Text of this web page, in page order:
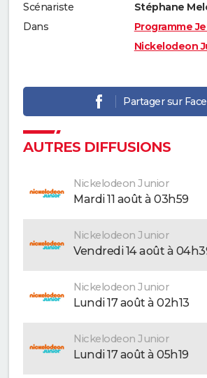
Scénariste
Stéphane
Dans
Programme
Nickelodeon
Partager sur
AUTRES DIFFUSIONS
Nickelodeon Junior
mardi 11 août à 03h59
Nickelodeon Junior
vendredi 14 août à
Nickelodeon Junior
lundi 17 août à 02h13
Nickelodeon Junior
lundi 17 août à 05h19